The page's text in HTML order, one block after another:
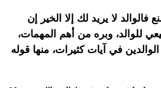
للوالد، وبره من أهم المهمات،
في آيات كثيرات، منها قوله